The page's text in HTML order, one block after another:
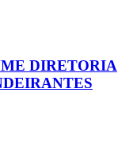
DIRETORIA